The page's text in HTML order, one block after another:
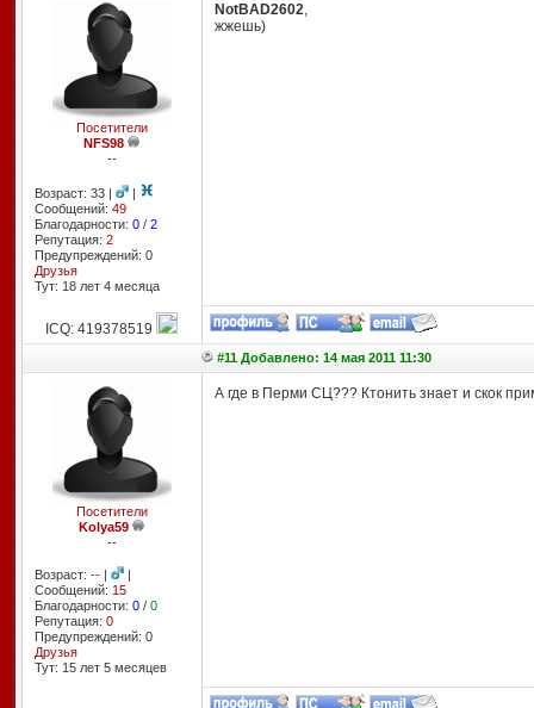
Посетители
NFS98
--
Возраст: 33 |
|
Сообщений: 49
Благодарности: 0/ 2
Репутация: 2
Предупреждений: 0
Друзья
Тут: 18 лет 4 месяцa
NotBAD2602,
жжешь)
ICQ: 419378519
#11 Добавлено: 14 мая 2011 11:30
Посетители
Kolya59
--
Возраст: -- |
|
Сообщений: 15
Благодарности: 0/ 0
Репутация: 0
Предупреждений: 0
Друзья
Тут: 15 лет 5 месяцев
А где в Перми СЦ??? Ктонить знает и скок